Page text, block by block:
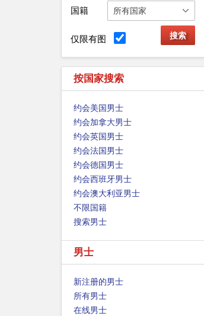
国籍
仅限有图
按国家搜索
约会美国男士
约会加拿大男士
约会英国男士
约会法国男士
约会德国男士
约会西班牙男士
约会澳大利亚男士
不限国籍
搜索男士
男士
新注册的男士
所有男士
在线男士